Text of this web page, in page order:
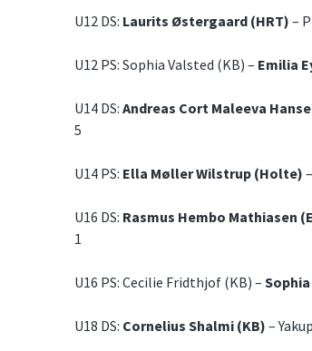
U12 DS: Laurits Østergaard (HRT) –
U12 PS: Sophia Valsted (KB) – Emilia
U14 DS: Andreas Cort Maleeva
5
U14 PS: Ella Møller Wilstrup (Holte)
U16 DS: Rasmus Hembo Mathiasen
1
U16 PS: Cecilie Fridthjof (KB) –
U18 DS: Cornelius Shalmi (KB) –